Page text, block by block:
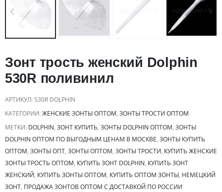
Зонт трость женский Dolphin
530R поливинил
АРТИКУЛ: 530R DOLPHIN
КАТЕГОРИИ:ЖЕНСКИЕ ЗОНТЫ ОПТОМ, ЗОНТЫ ТРОСТИ ОПТОМ
МЕТКИ: DOLPHIN, ЗОНТ КУПИТЬ, ЗОНТЫ DOLPHIN ОПТОМ, ЗОНТЫ
DOLPHIN ОПТОМ ПО ВЫГОДНЫМ ЦЕНАМ В МОСКВЕ, ЗОНТЫ КУПИТЬ
ОПТОМ, ЗОНТЫ ОПТ, ЗОНТЫ ОПТОМ, ЗОНТЫ ТРОСТИ, КУПИТЬ ЖЕНСКИЕ
ЗОНТЫ ТРОСТЬ ОПТОМ, КУПИТЬ ЗОНТ DOLPHIN, КУПИТЬ ЗОНТ
ЖЕНСКИЙ, КУПИТЬ ЗОНТЫ ОПТОМ, КУПИТЬ ОПТОМ ЗОНТЫ, НЕМЕЦКИЙ
ЗОНТ, ПРОДАЖА ЗОНТОВ ОПТОМ С ДОСТАВКОЙ ПО РОССИИ